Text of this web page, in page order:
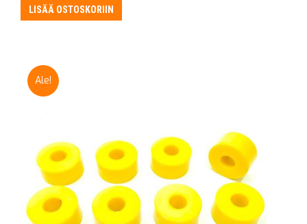
oli:
165,85 €.
on:
124,39 €.
LISÄÄ OSTOSKORIIN
Ale!